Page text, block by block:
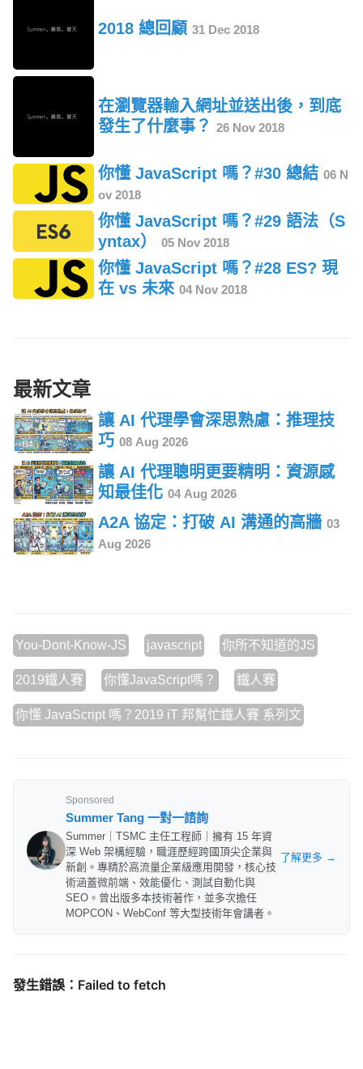
2018 總回顧 31 Dec 2018
在瀏覽器輸入網址並送出後，到底
發生了什麼事？ 26 Nov 2018
你懂 JavaScript 嗎？#30 總結 06 N
ov 2018
你懂 JavaScript 嗎？#29 語法（S
yntax）
05 Nov 2018
你懂 JavaScript 嗎？#28 ES? 現
在 vs 未來 04 Nov 2018
最新文章
讓 AI 代理學會深思熟慮：推理技
巧 08 Aug 2026
讓 AI 代理聰明更要精明：資源感
知最佳化 04 Aug 2026
A2A 協定：打破 AI 溝通的高牆 03
Aug 2026
You-Dont-Know-JS javascript 你所不知道的JS
2019鐵人賽 你懂JavaScript嗎？ 鐵人賽
你懂 JavaScript 嗎？2019 iT 邦幫忙鐵人賽 系列文
Sponsored
Summer Tang 一對一諮詢
Summer｜TSMC 主任工程師｜擁有 15 年資
深 Web 架構經驗，職涯歷經跨國頂尖企業與
新創。專精於高流量企業級應用開發，核心技
術涵蓋微前端、效能優化、測試自動化與
SEO。曾出版多本技術著作，並多次擔任
MOPCON、WebConf 等大型技術年會講者。
了解更多 →